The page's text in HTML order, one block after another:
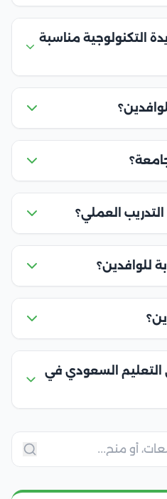
التكنولوجية مناسبة
العملي؟
للوافدين؟
السعودي في